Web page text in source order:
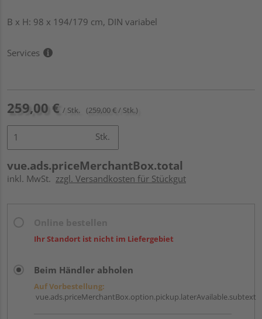
B x H: 98 x 194/179 cm, DIN variabel
Services
259,00 € / Stk. (259,00 € / Stk.)
Stk.
vue.ads.priceMerchantBox.total
inkl. MwSt. zzgl. Versandkosten für Stückgut
Ihr Standort ist nicht im Liefergebiet
Beim Händler abholen
Auf Vorbestellung:
vue.ads.priceMerchantBox.option.pickup.laterAvailable.subtext